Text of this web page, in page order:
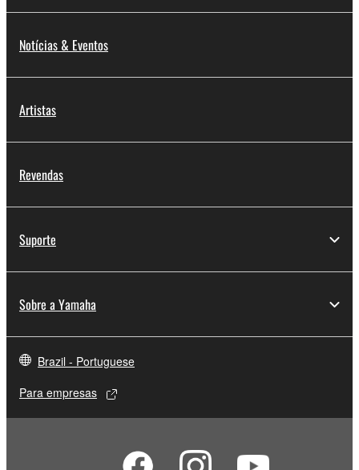
Notícias & Eventos
Artistas
Revendas
Suporte
Sobre a Yamaha
Brazil - Portuguese
Para empresas